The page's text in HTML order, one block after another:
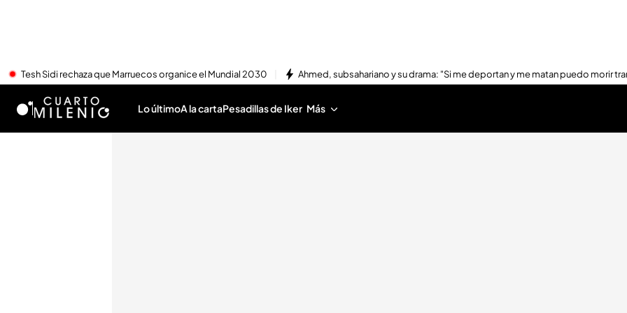
Tesh Sidi rechaza que Marruecos organice el Mundial 2030 Ahmed, subsahariano y su drama: "Si me deportan y me matan puedo morir
Lo últimoA la cartaPesadillas de Iker Más